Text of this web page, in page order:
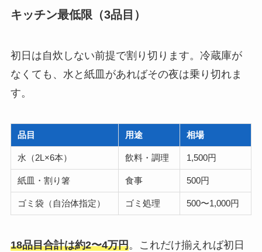
キッチン最低限（3品目）
初日は自炊しない前提で割り切ります。冷蔵庫が
なくても、水と紙皿があればその夜は乗り切れま
す。
品目 用途 相場
水（2L×6本） 飲料・調理 1,500円
紙皿・割り箸 食事 500円
ゴミ袋（自治体指定） ゴミ処理 500〜1,000円
18品目合計は約2〜4万円。これだけ揃えれば初日